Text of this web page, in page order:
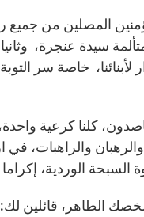
المصلين من جميع
سيدة عنجرة،
خاصة سر
كلنا كرعية واحدة،
والراهبات،
قائلين لك: لا